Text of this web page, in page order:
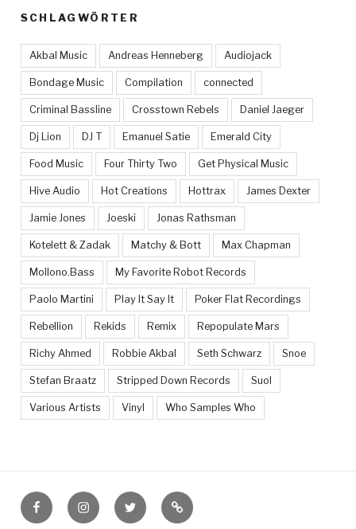
SCHLAGWÖRTER
Akbal Music Andreas Henneberg Audiojack
Bondage Music Compilation connected
Criminal Bassline Crosstown Rebels Daniel Jaeger
Dj Lion DJ T Emanuel Satie Emerald City
Food Music Four Thirty Two Get Physical Music
Hive Audio Hot Creations Hottrax James Dexter
Jamie Jones Joeski Jonas Rathsman
Kotelett & Zadak Matchy & Bott Max Chapman
Mollono.Bass My Favorite Robot Records
Paolo Martini Play It Say It Poker Flat Recordings
Rebellion Rekids Remix Repopulate Mars
Richy Ahmed Robbie Akbal Seth Schwarz Snoe
Stefan Braatz Stripped Down Records Suol
Various Artists Vinyl Who Samples Who
FacebookInstagramTwitter Feed